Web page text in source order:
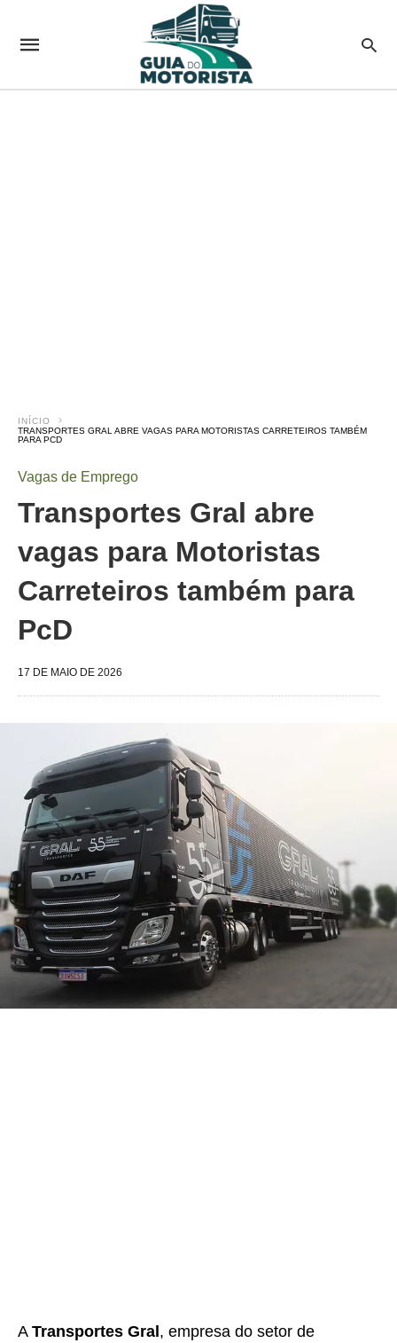
INÍCIO
TRANSPORTES GRAL ABRE VAGAS PARA MOTORISTAS CARRETEIROS TAMBÉM
PARA PCD
Vagas de Emprego
Transportes Gral abre
vagas para Motoristas
Carreteiros também para
PcD
17 DE MAIO DE 2026
A Transportes Gral , empresa do setor de